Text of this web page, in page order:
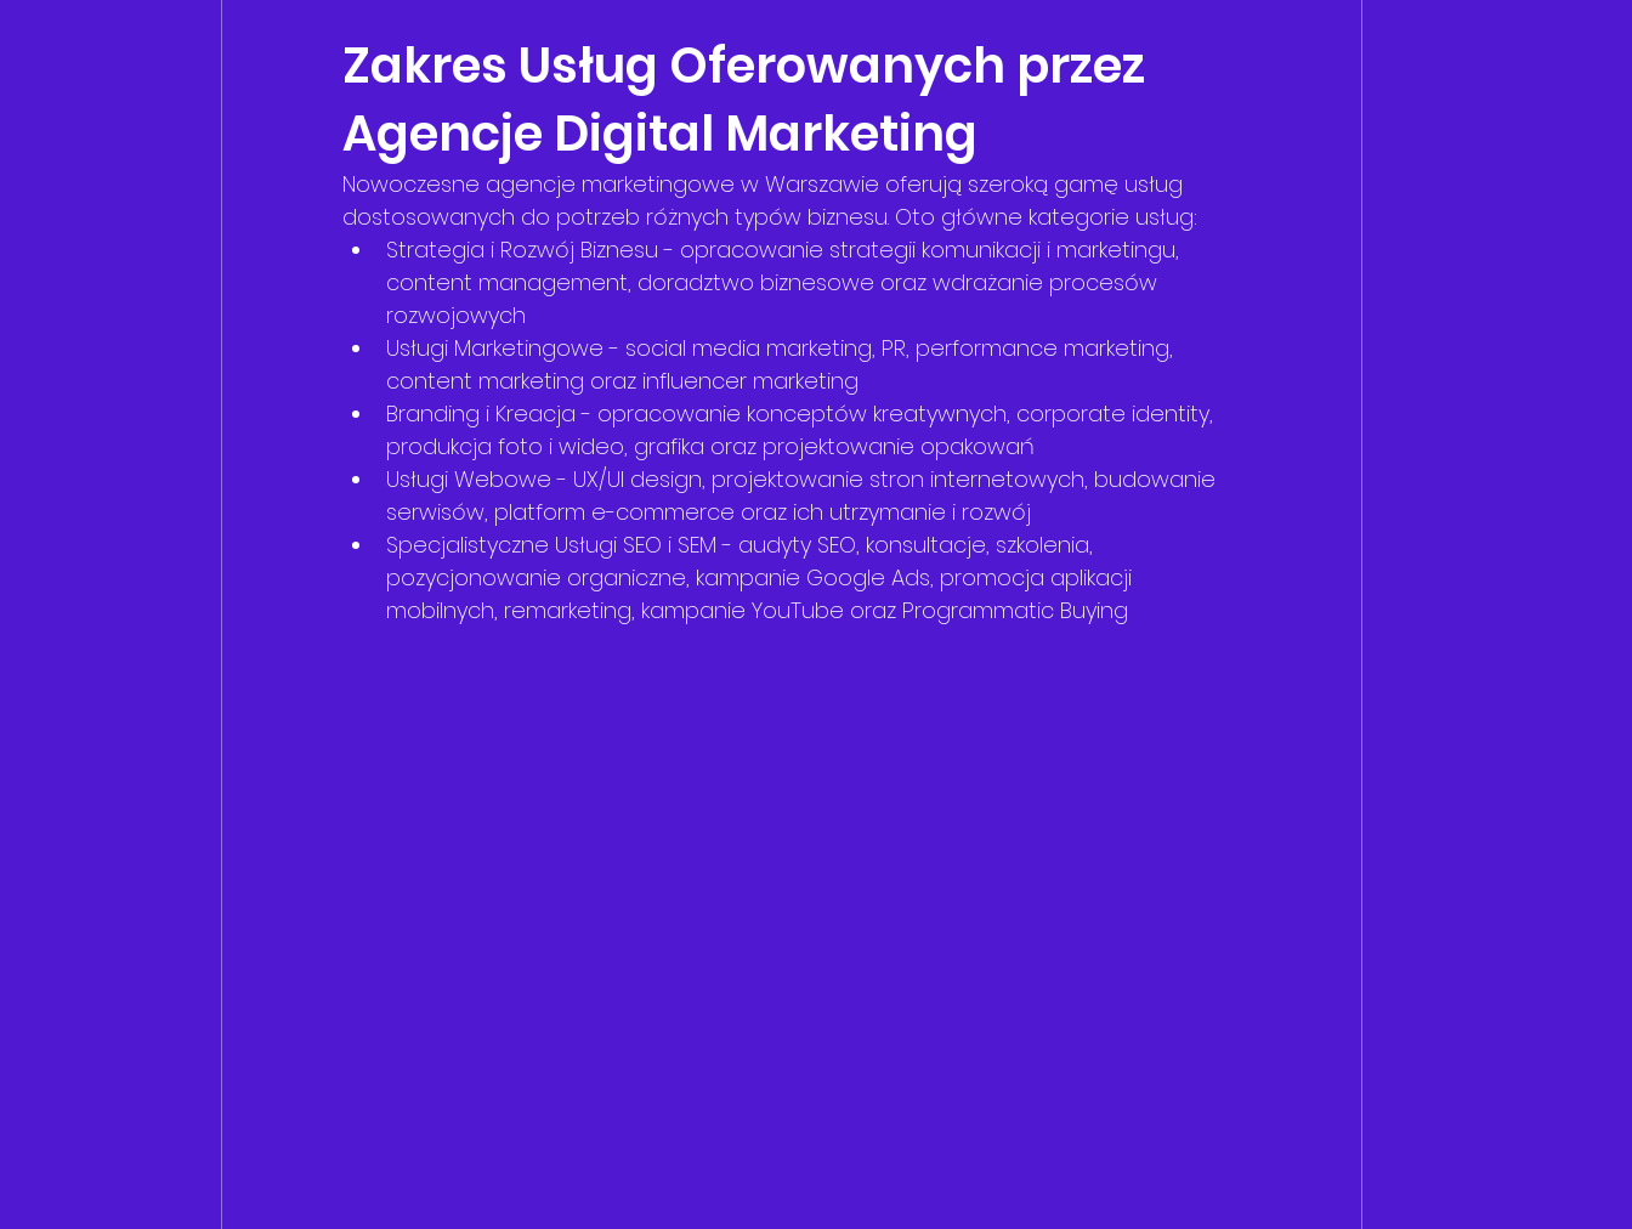
Zakres Usług Oferowanych przez
Agencje Digital Marketing
Nowoczesne agencje marketingowe w Warszawie oferują szeroką gamę usług
dostosowanych do potrzeb różnych typów biznesu. Oto główne kategorie usług:
Strategia i Rozwój Biznesu - opracowanie strategii komunikacji i marketingu,
content management, doradztwo biznesowe oraz wdrażanie procesów
rozwojowych
Usługi Marketingowe - social media marketing, PR, performance marketing,
content marketing oraz influencer marketing
Branding i Kreacja - opracowanie konceptów kreatywnych, corporate identity,
produkcja foto i wideo, grafika oraz projektowanie opakowań
Usługi Webowe - UX/UI design, projektowanie stron internetowych, budowanie
serwisów, platform e-commerce oraz ich utrzymanie i rozwój
Specjalistyczne Usługi SEO i SEM - audyty SEO, konsultacje, szkolenia,
pozycjonowanie organiczne, kampanie Google Ads, promocja aplikacji
mobilnych, remarketing, kampanie YouTube oraz Programmatic Buying